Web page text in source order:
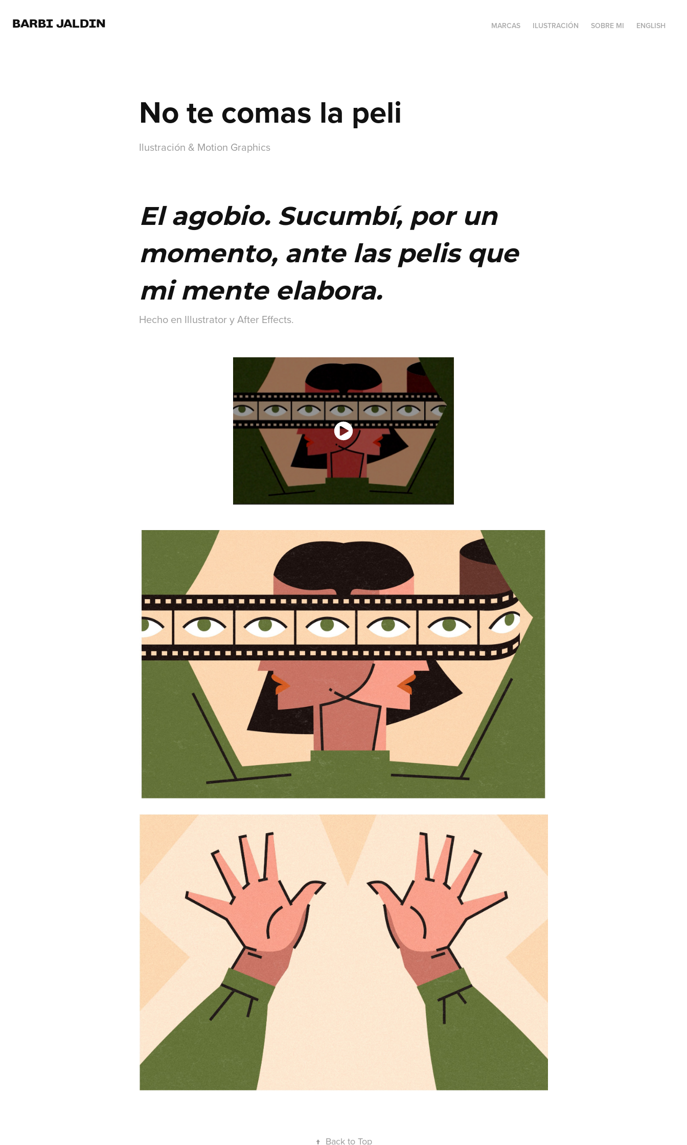
BARBI JALDIN MARCAS ILUSTRACIÓN SOBRE MI ENGLISH
No te comas la peli
Ilustración & Motion Graphics
El agobio. Sucumbí, por un
momento, ante las pelis que
mi mente elabora.
Hecho en Illustrator y After Effects.
↑ Back to Top